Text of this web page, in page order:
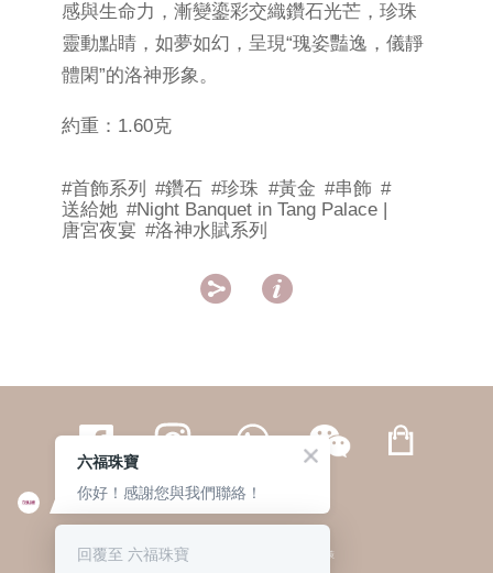
感與生命力，漸變鎏彩交織鑽石光芒，珍珠
靈動點睛，如夢如幻，呈現“瑰姿豔逸，儀靜
體閑”的洛神形象。
約重：1.60克
#首飾系列 #鑽石 #珍珠 #黃金 #串飾 #
送給她 #Night Banquet in Tang Palace |
唐宮夜宴 #洛神水賦系列
 
繁體 | 簡体
© 六福集團 版權所有 不得轉載 私隱政策
六福珠寶
你好！感謝您與我們聯絡！
回覆至 六福珠寶